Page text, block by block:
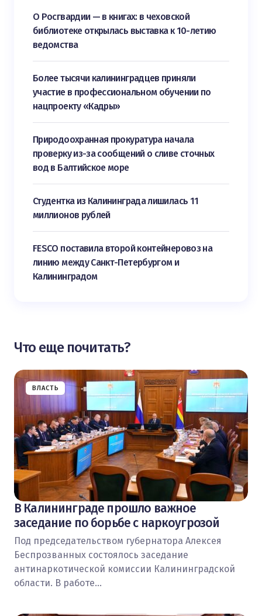
О Росгвардии — в книгах: в чеховской
библиотеке открылась выставка к 10-летию
ведомства
Более тысячи калининградцев приняли
участие в профессиональном обучении по
нацпроекту «Кадры»
Природоохранная прокуратура начала
проверку из-за сообщений о сливе сточных
вод в Балтийское море
Студентка из Калининграда лишилась 11
миллионов рублей
FESCO поставила второй контейнеровоз на
линию между Санкт-Петербургом и
Калининградом
Что еще почитать?
ВЛАСТЬ
В Калининграде прошло важное
заседание по борьбе с наркоугрозой
Под председательством губернатора Алексея
Беспрозванных состоялось заседание
антинаркотической комиссии Калининградской
области. В работе…